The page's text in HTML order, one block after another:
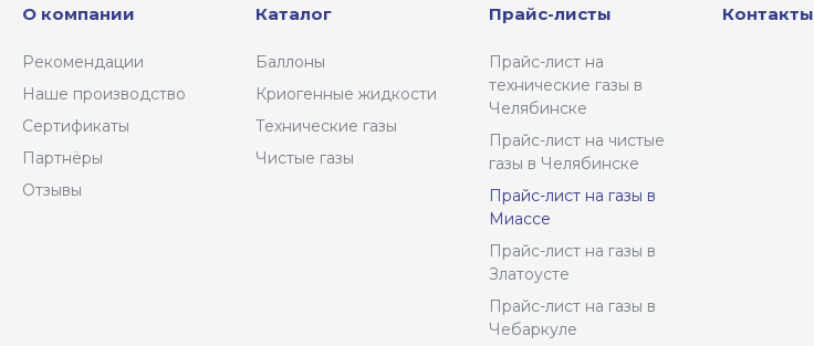
О компании
Рекомендации
Наше производство
Сертификаты
Партнёры
Отзывы
Каталог
Баллоны
Криогенные жидкости
Технические газы
Чистые газы
Прайс-листы
Прайс-лист на
технические газы в
Челябинске
Прайс-лист на чистые
газы в Челябинске
Прайс-лист на газы в
Миассе
Прайс-лист на газы в
Златоусте
Прайс-лист на газы в
Чебаркуле
Контакты